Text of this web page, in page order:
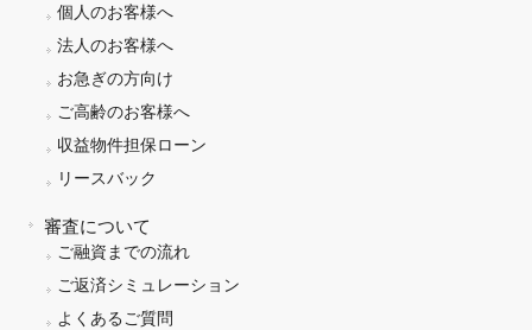
個人のお客様へ
法人のお客様へ
お急ぎの方向け
ご高齢のお客様へ
収益物件担保ローン
リースバック
審査について
ご融資までの流れ
ご返済シミュレーション
よくあるご質問